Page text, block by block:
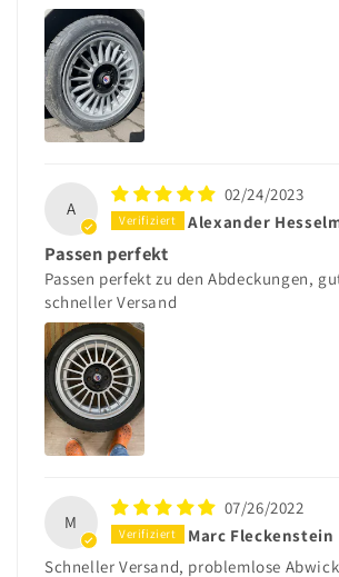
A
02/24/2023
Alexander
Passen perfekt
Passen perfekt zu den Abdeckungen,
schneller Versand
M
07/26/2022
Marc Fleckenstein
Schneller Versand, problemlose